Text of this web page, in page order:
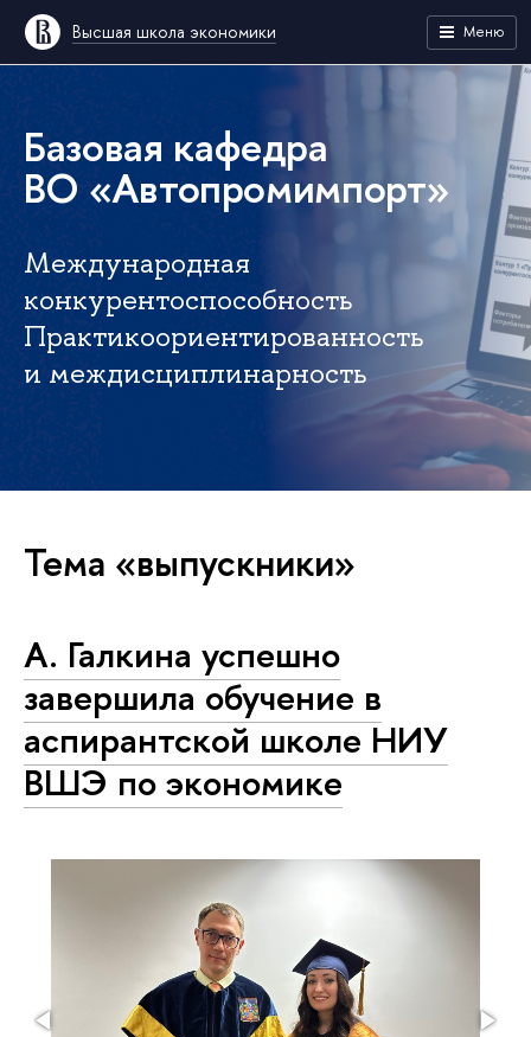
Высшая школа экономики Меню
Базовая кафедра
ВО «Автопромимпорт»
Международная
конкурентоспособность
Практикоориентированность
и междисциплинарность
Тема «выпускники»
А. Галкина успешно
завершила обучение в
аспирантской школе НИУ
ВШЭ по экономике